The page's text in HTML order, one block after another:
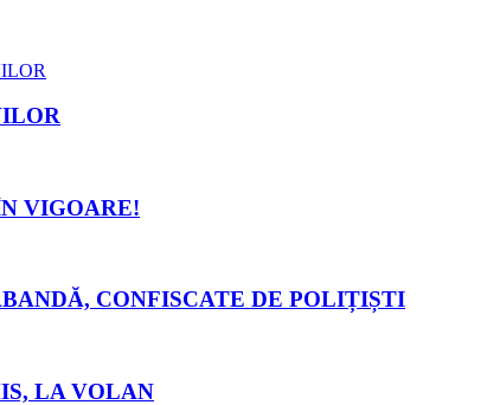
VIGOARE!
CONFISCATE DE POLIȚIȘTI
LA VOLAN